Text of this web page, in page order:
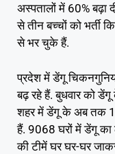
अस्पतालों में 60% बढ़ा
से तीन बच्चों को भर्ती
से भर चुके हैं.
प्रदेश में डेंगू
बढ़ रहे हैं. बुधवार को
शहर में डेंगू के अब तक
हैं. 9068 घरों में डेंगू का
की टीमें घर घर-घर